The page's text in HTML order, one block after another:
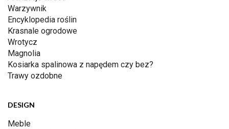
Warzywnik
Encyklopedia roślin
Krasnale ogrodowe
Wrotycz
Magnolia
Kosiarka spalinowa z napędem czy bez?
Trawy ozdobne
DESIGN
Meble